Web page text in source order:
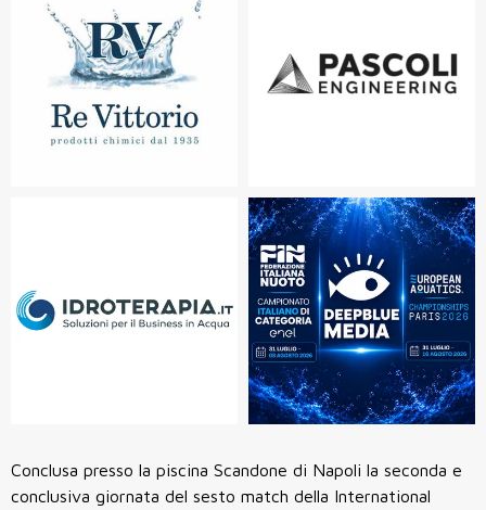
Conclusa presso la piscina Scandone di Napoli la seconda e
conclusiva giornata del sesto match della International